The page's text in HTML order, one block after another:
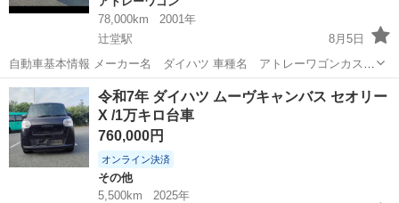
78,000km
2001年
辻堂駅
8月5日
自動車基本情報 メーカー名 ダイハツ 車種名 アトレーワゴンカスタ
ム グレード名 ハイルーフ、サンルーフ 排気量 660 cc 年式 平成
13年 (2001年) 5月 走行距離 78,000 km 走行距離の状態 実走行 色...
神奈川 藤沢市 辻堂駅 アトレーワゴン
令和7年 ダイハツ ムーヴキャンバス セオリー
X /1万キロ台車
760,000円
オンライン決済
その他
5,500km
2025年